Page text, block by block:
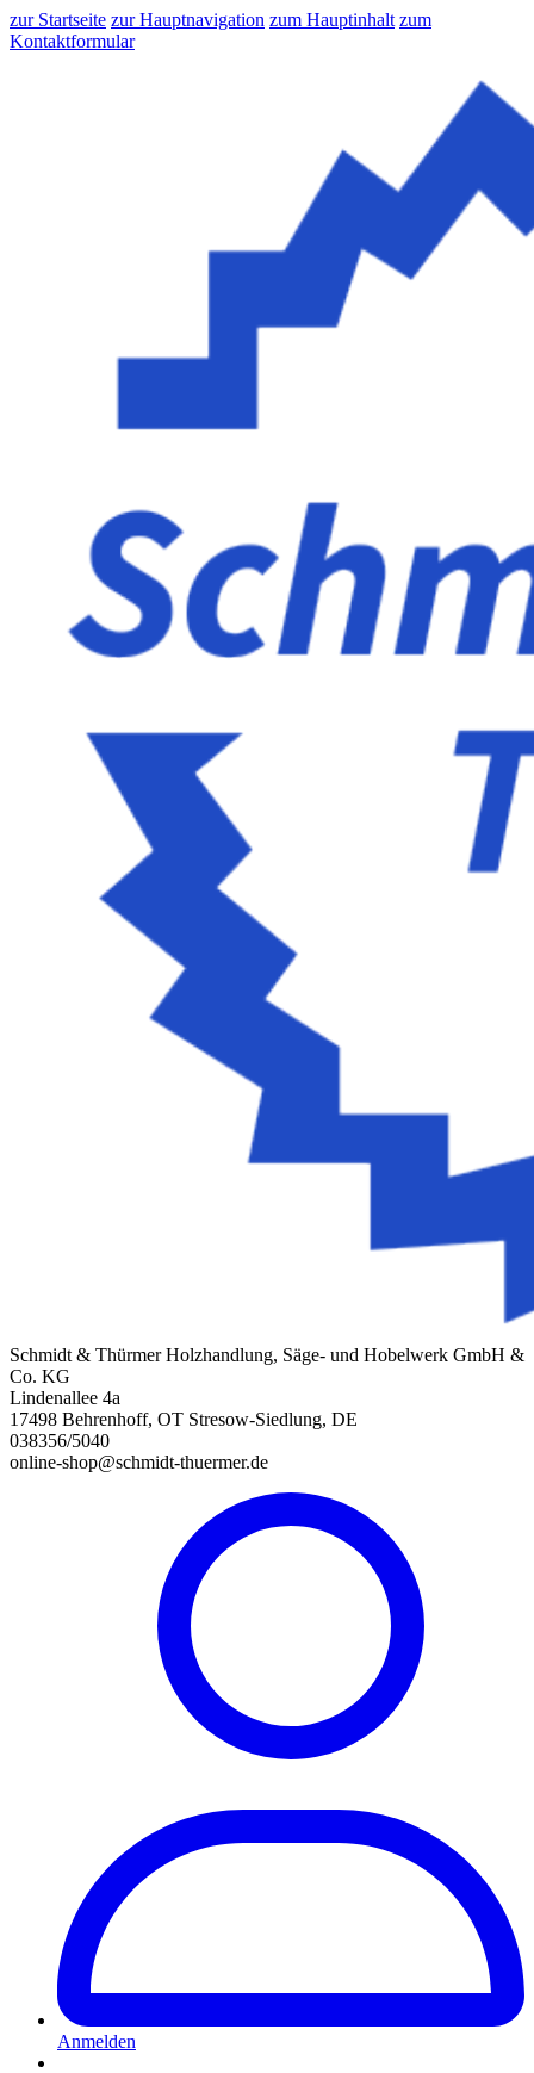
zur Startseite zur Hauptnavigation zum Hauptinhalt zum
Kontaktformular
Schmidt & Thürmer Holzhandlung, Säge- und Hobelwerk GmbH &
Co. KG
Lindenallee 4a
17498 Behrenhoff, OT Stresow-Siedlung, DE
038356/5040
online-shop@schmidt-thuermer.de
Anmelden